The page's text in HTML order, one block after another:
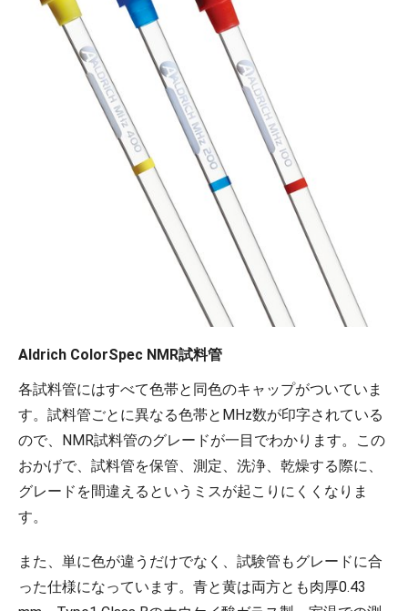
Aldrich ColorSpec NMR試料管
各試料管にはすべて色帯と同色のキャップがついていま
す。試料管ごとに異なる色帯とMHz数が印字されている
ので、NMR試料管のグレードが一目でわかります。この
おかげで、試料管を保管、測定、洗浄、乾燥する際に、
グレードを間違えるというミスが起こりにくくなりま
す。
また、単に色が違うだけでなく、試験管もグレードに合
った仕様になっています。青と黄は両方とも肉厚0.43